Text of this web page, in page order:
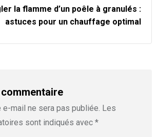
la flamme d’un poêle à granulés :
astuces pour un chauffage optimal
mail ne sera pas publiée. Les
sont indiqués avec *